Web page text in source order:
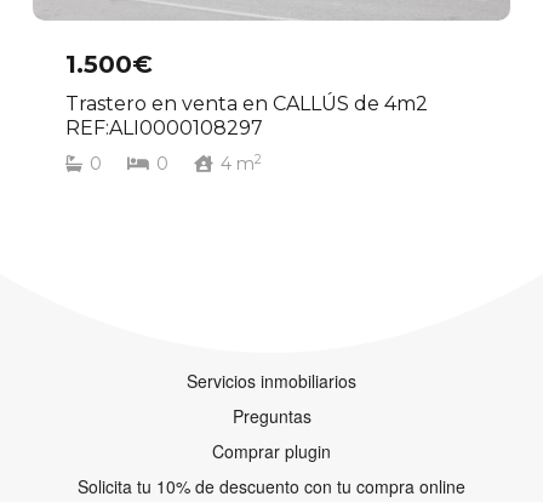
1.500€
Trastero en venta en CALLÚS de 4m2
REF:ALI0000108297
0 0 4m2
Servicios inmobiliarios
Preguntas
Comprar plugin
Solicita tu 10% de descuento con tu compra online